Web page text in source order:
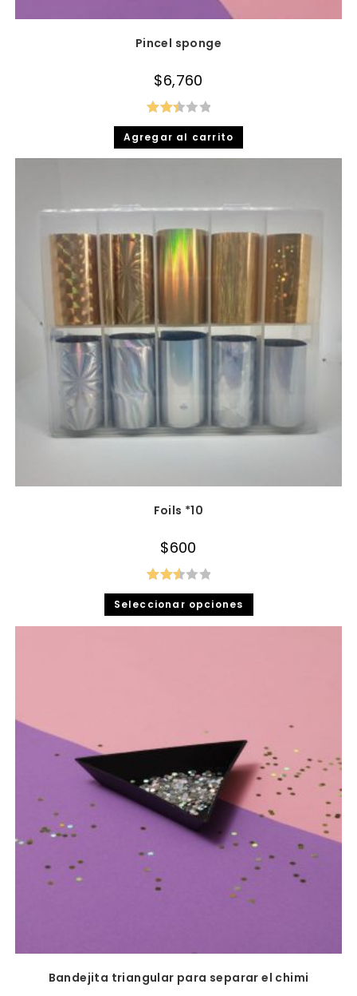
Pincel sponge
$6,760
Valor
ado
Agregar al carrito
Foils *10
$600
Valor
ado
en
Seleccionar opciones
Bandejita triangular para separar el chimi